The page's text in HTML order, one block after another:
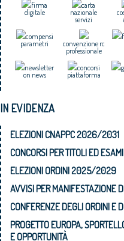
firma
digitale
carta
nazionale
servizi
compensi
parametri
convenzione rc
professionale
newsletter
on news
concorsi
piattaforma
IN EVIDENZA
ELEZIONI CNAPPC 2026/2031
CONCORSI PER TITOLI ED
ELEZIONI ORDINI 2025/2029
AVVISI PER MANIFESTAZIONE
CONFERENZE DEGLI ORDINI E
PROGETTO EUROPA,
E OPPORTUNITÀ